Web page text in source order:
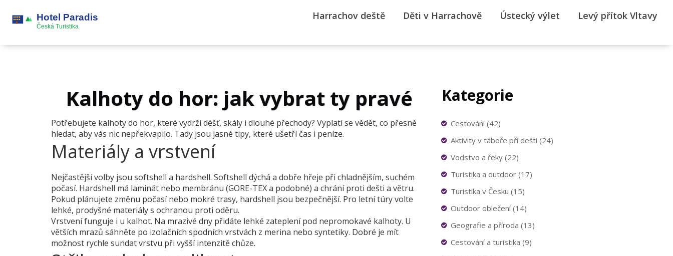
Harrachov deště Děti v Harrachově Ústecký výlet Levý přítok Vltavy
Kalhoty do hor: jak vybrat ty pravé
Potřebujete kalhoty do hor, které vydrží déšť, skály i dlouhé přechody? Vyplatí se vědět, co přesně
hledat, aby vás nic nepřekvapilo. Tady jsou jasné tipy, které ušetří čas i peníze.
Materiály a vrstvení
Nejčastější volby jsou softshell a hardshell. Softshell dýchá a dobře hřeje při chladnějším, suchém
počasí. Hardshell má laminát nebo membránu (GORE-TEX a podobné) a chrání proti dešti a větru.
Pokud plánujete změnu počasí nebo mokré trasy, hardshell jsou bezpečnější. Pro letní túry volte
lehké, prodyšné materiály s ochranou proti oděru.
Vrstvení funguje i u kalhot. Na mrazivé dny přidáte lehké zateplení pod nepromokavé kalhoty. U
větších mrazů sáhněte po izolačních spodních vrstvách z merina nebo syntetiky. Dobré je mít
možnost rychle sundat vrstvu při vyšší intenzitě chůze.
Kategorie
Cestování(42)
Aktivity v táboře při dešti (24)
Vodstvo a řeky (22)
Turistika a outdoor (17)
Turistika v Česku (15)
Outdoor oblečení(14)
Geografie a příroda (13)
Cestování a turistika (9)